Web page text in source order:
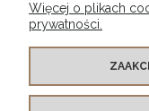
Więcej o plikach
prywatności.